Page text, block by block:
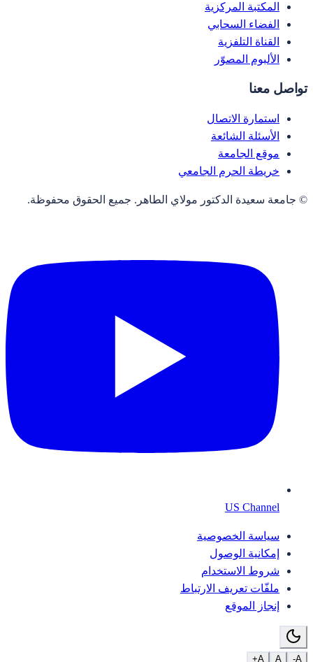
المكتبة المركزية
الفضاء السحابي
القناة التلفزية
الألبوم المصوّر
تواصل معنا
استمارة الاتصال
الأسئلة الشائعة
موقع الجامعة
خريطة الحرم الجامعي
© جامعة سعيدة الدكتور مولاي الطاهر. جميع الحقوق محفوظة.
US Channel
سياسة الخصوصية
إمكانية الوصول
شروط الاستخدام
ملفّات تعريف الارتباط
إنجاز الموقع
A-
A
A+